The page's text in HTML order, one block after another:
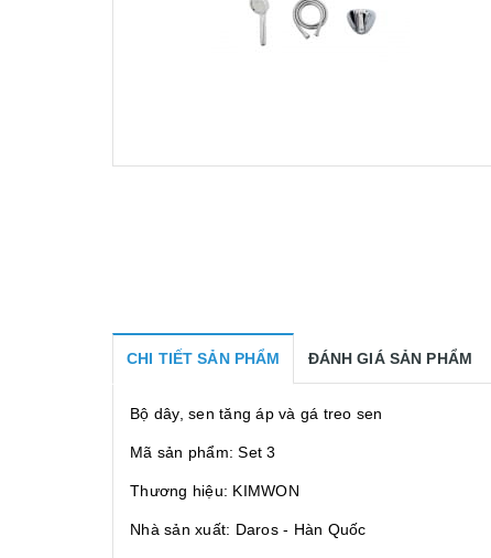
CHI TIẾT SẢN PHẨM ĐÁNH GIÁ SẢN PHẨM
Bộ dây, sen tăng áp và gá treo sen
Mã sản phẩm: Set 3
Thương hiệu: KIMWON
Nhà sản xuất: Daros - Hàn Quốc